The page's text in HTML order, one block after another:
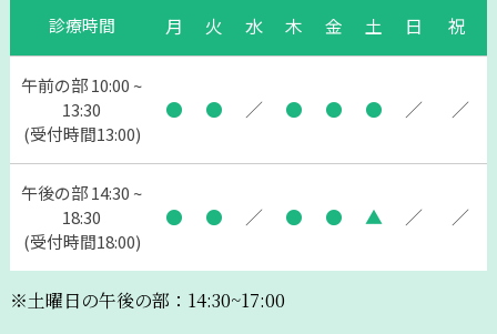
診療時間 月 火 水 木 金 土 日 祝
午前の部 10:00 ~
13:30
(受付時間13:00)
● ● ／ ● ● ● ／ ／
午後の部 14:30 ~
18:30
(受付時間18:00)
● ● ／ ● ● ▲ ／ ／
※土曜日の午後の部：14:30~17:00